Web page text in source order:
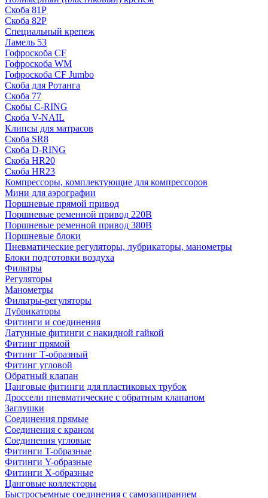
Скоба 81P
Скоба 82P
Специальный крепеж
Ламель 53
Гофроскоба CF
Гофроскоба WM
Гофроскоба CF Jumbo
Скоба для Ротанга
Скоба 77
Скобы C-RING
Скоба V-NAIL
Клипсы для матрасов
Скоба SR8
Скоба D-RING
Скоба HR20
Скоба HR23
Компрессоры, комплектующие для компрессоров
Мини для аэрографии
Поршневые прямой привод
Поршневые ременной привод 220В
Поршневые ременной привод 380В
Поршневые блоки
Пневматические регуляторы, лубрикаторы, манометры
Блоки подготовки воздуха
Фильтры
Регуляторы
Манометры
Фильтры-регуляторы
Лубрикаторы
Фитинги и соединения
Латунные фитинги с накидной гайкой
Фитинг прямой
Фитинг Т-образный
Фитинг угловой
Обратный клапан
Цанговые фитинги для пластиковых трубок
Дроссели пневматические с обратным клапаном
Заглушки
Соединения прямые
Соединения с краном
Соединения угловые
Фитинги T-образные
Фитинги Y-образные
Фитинги Х-образные
Цанговые коллекторы
Быстросъемные соединения с самозапиранием